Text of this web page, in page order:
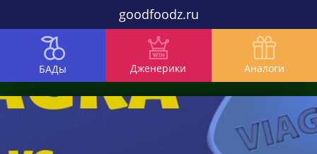
goodfoodz.ru
БАДы Дженерики Аналоги